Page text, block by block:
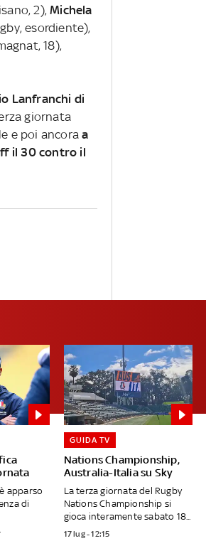
2),Michela
esordiente),
18),
Lanfranchi di
giornata
e poi ancoraa
il 30 contro il
apparso
di
Nations Championship,
Australia-Italia su Sky
GUIDA TV
La terza giornata del Rugby
Nations Championship si
gioca interamente sabato 18...
17 lug - 12:15